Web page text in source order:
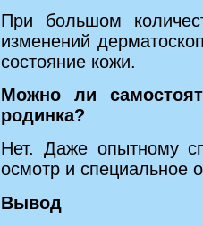
При большом
изменений
состояние кожи.
Можно ли
родинка?
Нет. Даже опытному
осмотр и специальное
Вывод